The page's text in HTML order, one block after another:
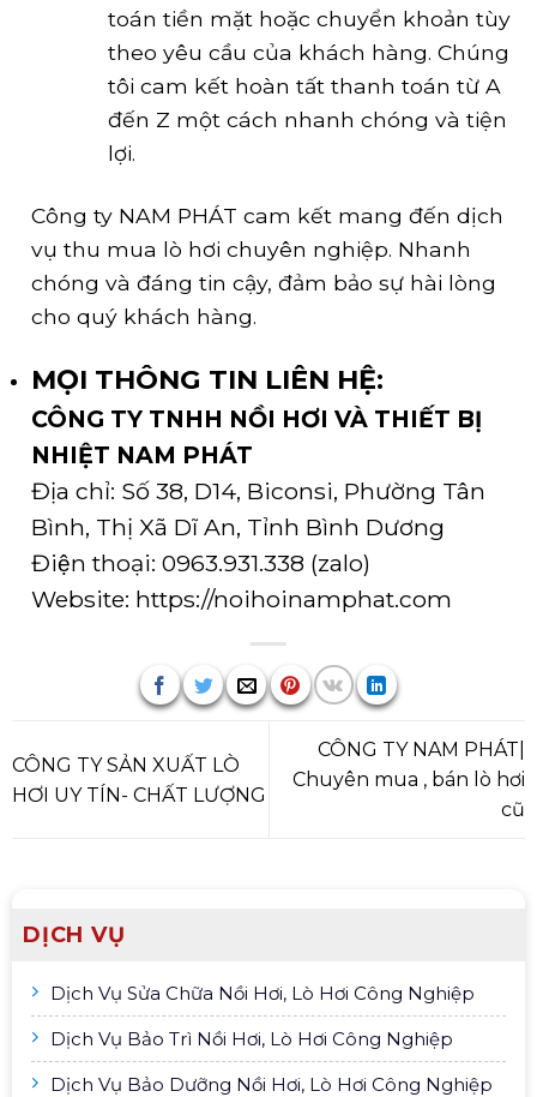
DỊCH VỤ
Dịch Vụ Sửa Chữa Nồi Hơi, Lò Hơi Công Nghiệp
Dịch Vụ Bảo Trì Nồi Hơi, Lò Hơi Công Nghiệp
Dịch Vụ Bảo Dưỡng Nồi Hơi, Lò Hơi Công Nghiệp
toán tiền mặt hoặc chuyển khoản tùy
theo yêu cầu của khách hàng. Chúng
tôi cam kết hoàn tất thanh toán từ A
đến Z một cách nhanh chóng và tiện
lợi.
Công ty NAM PHÁT cam kết mang đến dịch
vụ thu mua lò hơi chuyên nghiệp. Nhanh
chóng và đáng tin cậy, đảm bảo sự hài lòng
cho quý khách hàng.
MỌI THÔNG TIN LIÊN HỆ:
CÔNG TY TNHH NỒI HƠI VÀ THIẾT BỊ
NHIỆT NAM PHÁT
Địa chỉ: Số 38, D14, Biconsi, Phường Tân
Bình, Thị Xã Dĩ An, Tỉnh Bình Dương
Điện thoại: 0963.931.338 (zalo)
Website: https://noihoinamphat.com
CÔNG TY SẢN XUẤT LÒ
HƠI UY TÍN- CHẤT LƯỢNG
CÔNG TY NAM PHÁT|
Chuyên mua , bán lò hơi
cũ